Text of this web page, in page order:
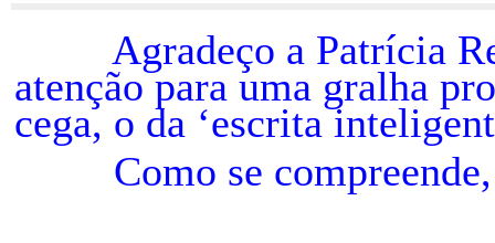
Agradeço a Patrícia
atenção para uma gralha
cega, o da ‘escrita
Como se compreende,